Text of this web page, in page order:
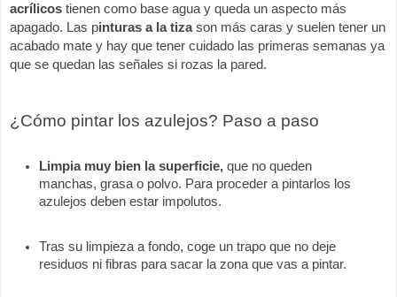
acrílicos tienen como base agua y queda un aspecto más
apagado. Las pinturas a la tiza son más caras y suelen tener un
acabado mate y hay que tener cuidado las primeras semanas ya
que se quedan las señales si rozas la pared.
¿Cómo pintar los azulejos? Paso a paso
Limpia muy bien la superficie, que no queden
manchas, grasa o polvo. Para proceder a pintarlos los
azulejos deben estar impolutos.
Tras su limpieza a fondo, coge un trapo que no deje
residuos ni fibras para sacar la zona que vas a pintar.